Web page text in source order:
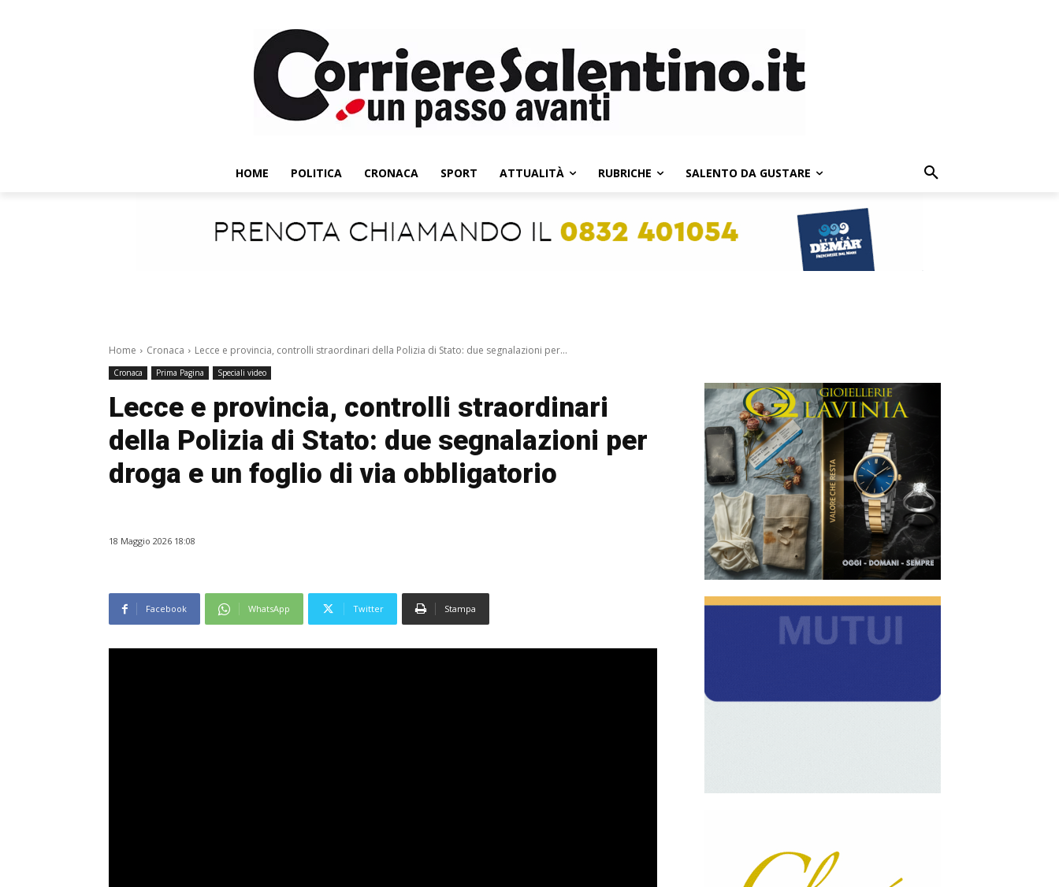
HOME POLITICA CRONACA SPORT ATTUALITÀ RUBRICHE SALENTO DA GUSTARE
Home Cronaca Lecce e provincia, controlli straordinari della Polizia di Stato: due segnalazioni per...
Cronaca Prima Pagina Speciali video
Lecce e provincia, controlli straordinari
della Polizia di Stato: due segnalazioni per
droga e un foglio di via obbligatorio
18 Maggio 2026 18:08
Facebook WhatsApp Twitter Stampa